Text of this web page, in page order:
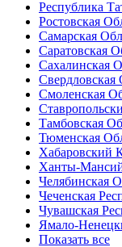
Республика
Ростовская
Самарская
Саратовская
Сахалинская
Свердловская
Смоленская
Тамбовская
Тюменская
Хабаровский
Ханты-
Челябинская
Чеченская
Чувашская
Ямало-
Показать все